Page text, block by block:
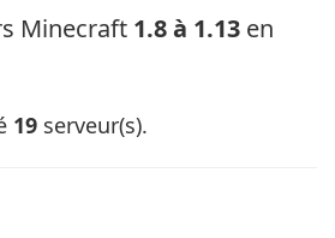
Minecraft 1.8 à 1.13 en
19 serveur(s).